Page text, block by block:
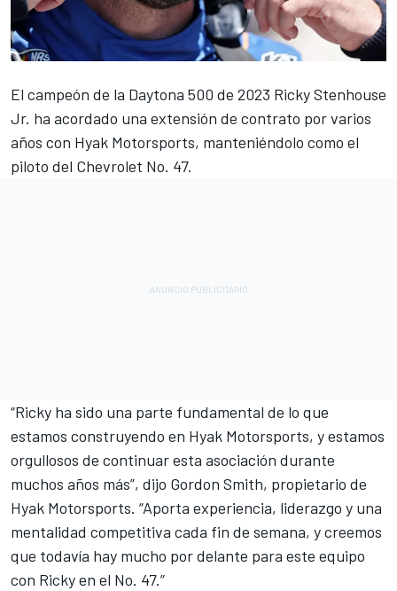
El campeón de la Daytona 500 de 2023 Ricky Stenhouse
Jr. ha acordado una extensión de contrato por varios
años con Hyak Motorsports, manteniéndolo como el
piloto del Chevrolet No. 47.
“Ricky ha sido una parte fundamental de lo que
estamos construyendo en Hyak Motorsports, y estamos
orgullosos de continuar esta asociación durante
muchos años más”, dijo Gordon Smith, propietario de
Hyak Motorsports. “Aporta experiencia, liderazgo y una
mentalidad competitiva cada fin de semana, y creemos
que todavía hay mucho por delante para este equipo
con Ricky en el No. 47.”